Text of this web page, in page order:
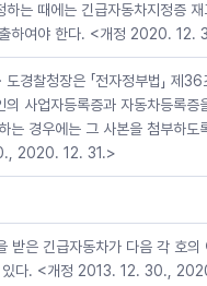
는 때에는 긴급자동차지정증 재
하여야 한다. <개정 2020. 12.
경찰청장은 「전자정부법」 제36
사업자등록증과 자동차등록증
는 경우에는 그 사본을 첨부하도
2020. 12. 31.>
받은 긴급자동차가 다음 각 호의
있다. <개정 2013. 12. 30.,